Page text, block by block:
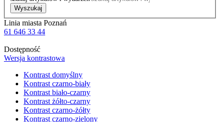
Wyszukaj
Linia miasta Poznań
61 646 33 44
Dostępność
Wersja kontrastowa
Kontrast domyślny
Kontrast czarno-biały
Kontrast biało-czarny
Kontrast żółto-czarny
Kontrast czarno-żółty
Kontrast czarno-zielony